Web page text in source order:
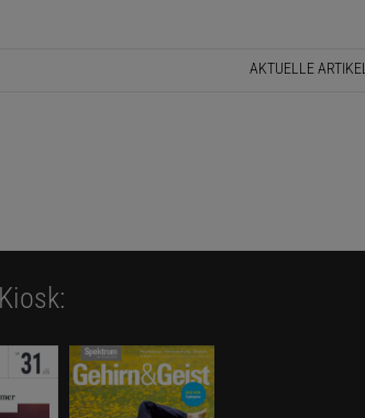
AKTUELLE ARTIKEL